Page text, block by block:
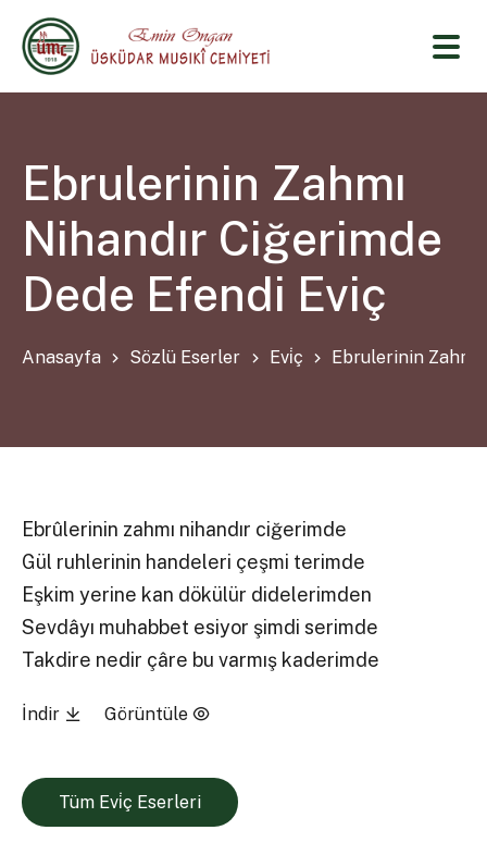
Ebrulerinin Zahmı
Nihandır Ciğerimde
Dede Efendi Eviç
Anasayfa Sözlü Eserler Evi̇ç Ebrulerinin Zahmı
Ebrûlerinin zahmı nihandır ciğerimde
Gül ruhlerinin handeleri çeşmi terimde
Eşkim yerine kan dökülür didelerimden
Sevdâyı muhabbet esiyor şimdi serimde
Takdire nedir çâre bu varmış kaderimde
İndir Görüntüle
Tüm Evi̇ç Eserleri